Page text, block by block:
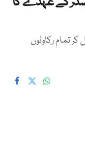
تمام رکاوٹوں